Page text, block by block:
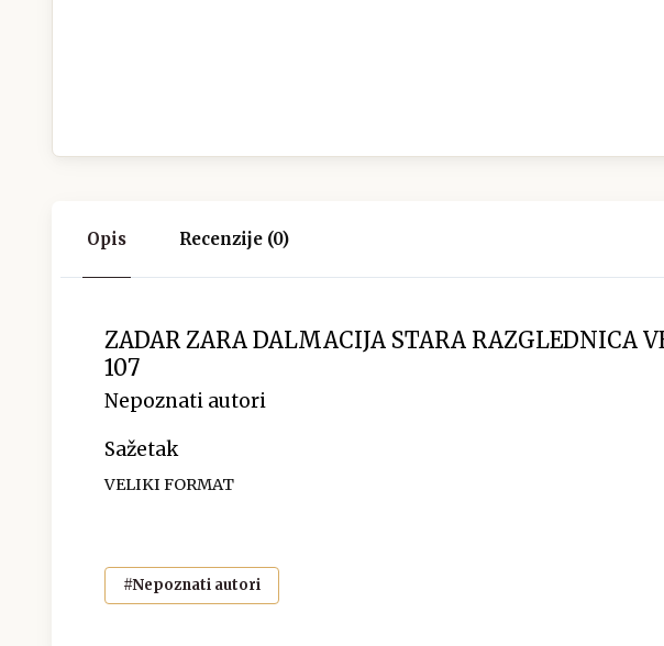
Opis Recenzije (0)
ZADAR ZARA DALMACIJA STARA RAZGLEDNICA
107
Nepoznati autori
Sažetak
VELIKI FORMAT
#Nepoznati autori